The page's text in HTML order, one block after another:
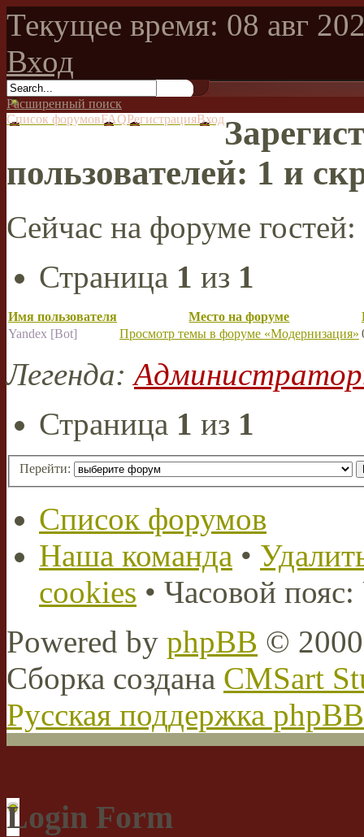
Текущее время: 08 авг
Вход
Расширенный поиск
Список форумовFAQРегистрацияВход
пользователей: 1 и
Сейчас на форуме
Страница 1 из 1
Имя пользователя Место на форуме
Yandex [Bot]
Просмотр темы в форуме «Модернизация»
Легенда:
Страница 1 из 1
Перейти:
Список форумов
Наша команда •
cookies • Часовой
Powered by phpBB ©
Сборка создана CMSart
Русская поддержка phpBB
Login Form